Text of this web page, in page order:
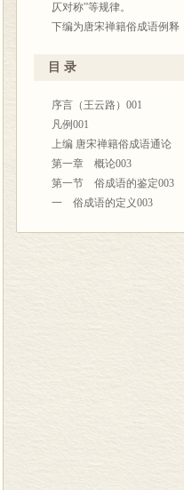
仄对称”等规律。
下编为唐宋禅籍俗成语例释
目 录
序言（王云路）001
凡例001
上编 唐宋禅籍俗成语通论
第一章 概论003
第一节 俗成语的鉴定003
一 俗成语的定义003